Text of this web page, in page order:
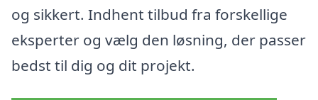
og sikkert. Indhent tilbud fra forskellige
eksperter og vælg den løsning, der passer
bedst til dig og dit projekt.